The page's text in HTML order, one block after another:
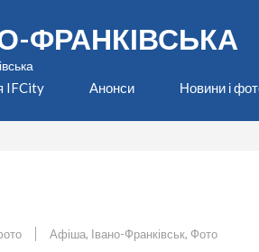
ФРАНКІВСЬКА
IFCity Анонси Новини і
Афіша, Івано-Франківськ, Фото